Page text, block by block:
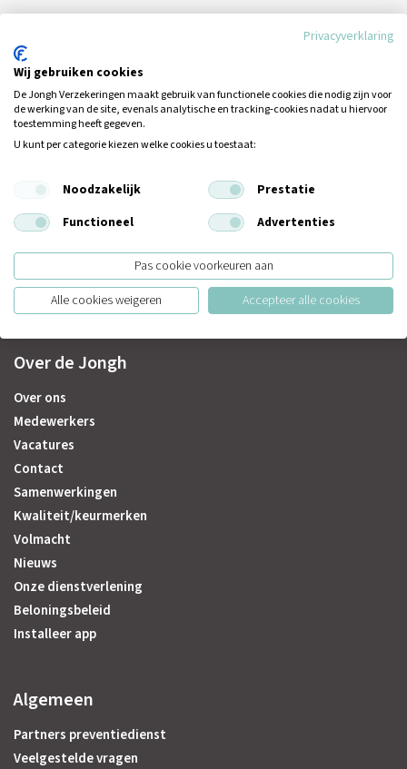
Heeft u nog geen antwoord op uw
vraag?
Neem dan contact met ons op.
Vestiging Veldhoven
5503 LN Veldhoven
E:info@dejonghverzekeringen.nl
Over de Jongh
Over ons
Medewerkers
Vacatures
Contact
Samenwerkingen
Kwaliteit/keurmerken
Volmacht
Nieuws
Onze dienstverlening
Beloningsbeleid
Installeer app
Algemeen
Partners preventiedienst
Veelgestelde vragen
Privacyverklaring
Wij gebruiken cookies
De Jongh Verzekeringen maakt gebruik van functionele cookies die nodig zijn voor
de werking van de site, evenals analytische en tracking‑cookies nadat u hiervoor
toestemming heeft gegeven.
U kunt per categorie kiezen welke cookies u toestaat:
Noodzakelijk
Prestatie
Functioneel
Advertenties
Pas cookie voorkeuren aan
Alle cookies weigeren
Accepteer alle cookies